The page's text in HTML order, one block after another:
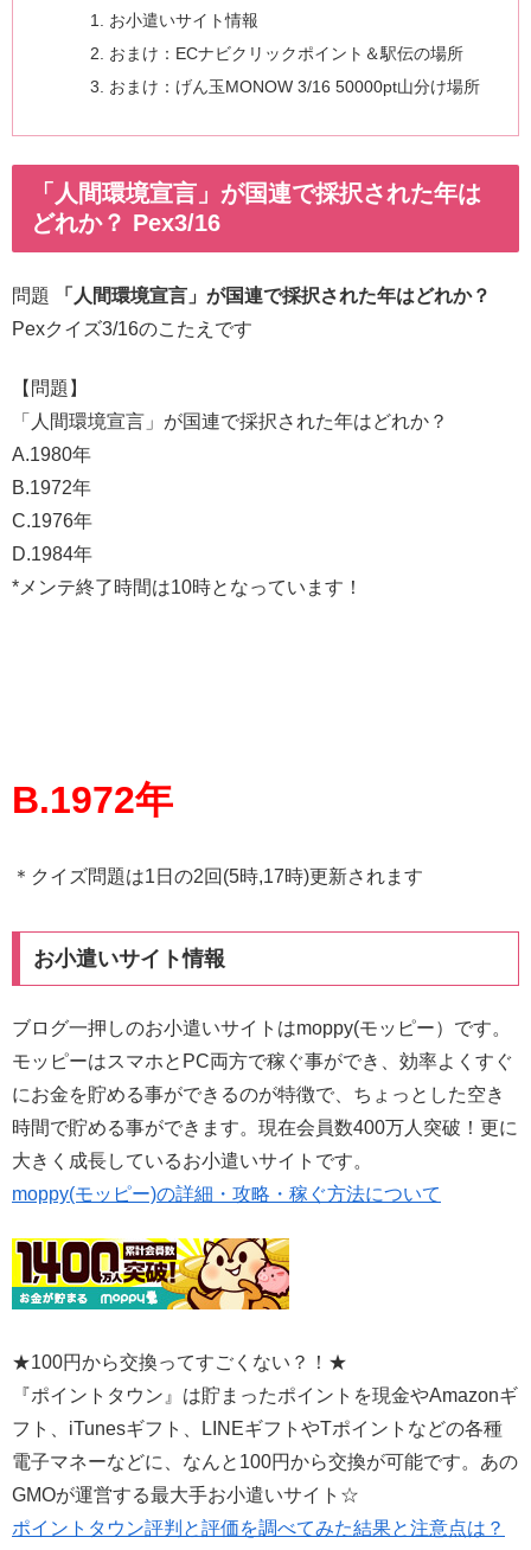
お小遣いサイト情報
おまけ：ECナビクリックポイント＆駅伝の場所
おまけ：げん玉MONOW 3/16 50000pt山分け場所
「人間環境宣言」が国連で採択された年は
どれか？ Pex3/16
問題
「人間環境宣言」が国連で採択された年はどれか？
Pexクイズ3/16のこたえです
【問題】
「人間環境宣言」が国連で採択された年はどれか？
A.1980年
B.1972年
C.1976年
D.1984年
*メンテ終了時間は10時となっています！
B.1972年
＊クイズ問題は1日の2回(5時,17時)更新されます
お小遣いサイト情報
ブログ一押しのお小遣いサイトはmoppy(モッピー）です。
モッピーはスマホとPC両方で稼ぐ事ができ、効率よくすぐ
にお金を貯める事ができるのが特徴で、ちょっとした空き
時間で貯める事ができます。現在会員数400万人突破！更に
大きく成長しているお小遣いサイトです。
moppy(モッピー)の詳細・攻略・稼ぐ方法について
★100円から交換ってすごくない？！★
『ポイントタウン』は貯まったポイントを現金やAmazonギ
フト、iTunesギフト、LINEギフトやTポイントなどの各種
電子マネーなどに、なんと100円から交換が可能です。あの
GMOが運営する最大手お小遣いサイト☆
ポイントタウン評判と評価を調べてみた結果と注意点は？